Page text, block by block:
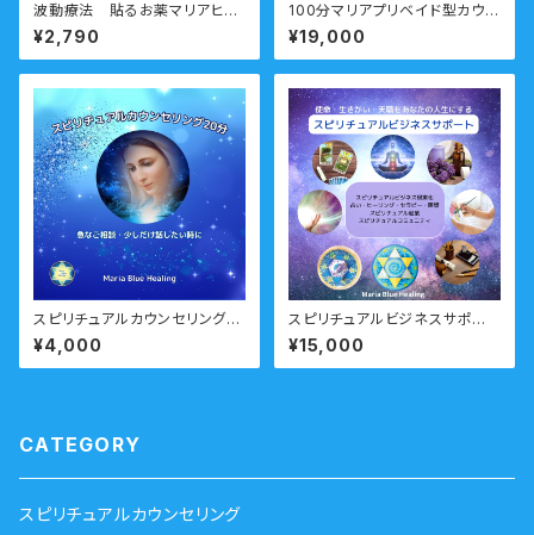
波動療法 貼るお薬マリアヒー
リングシール 瞑想音声ガイド
付き
¥2,790
100分マリアプリベイド型カウン
セリング
¥19,000
スピリチュアルカウンセリング2
0分 急なご相談に
¥4,000
スピリチュアルビジネスサポー
ト おすすめコース
¥15,000
CATEGORY
スピリチュアルカウンセリング